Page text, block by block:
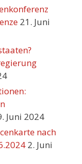
21. Juni
Juni 2024
nach
2. Juni